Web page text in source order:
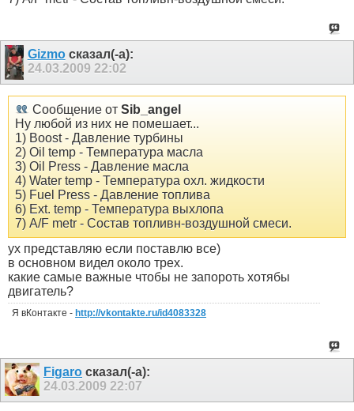
Gizmoсказал(-а):
24.03.2009 22:02
Сообщение от Sib_angel
Ну любой из них не помешает...
1) Boost - Давление турбины
2) Oil temp - Температура масла
3) Oil Press - Давление масла
4) Water temp - Температура охл. жидкости
5) Fuel Press - Давление топлива
6) Ext. temp - Температура выхлопа
7) A/F metr - Состав топливн-воздушной смеси.
ух представляю если поставлю все)
в основном видел около трех.
какие самые важные чтобы не запороть хотябы
двигатель?
Я вКонтакте - http://vkontakte.ru/id4083328
Figaro сказал(-а):
24.03.2009 22:07